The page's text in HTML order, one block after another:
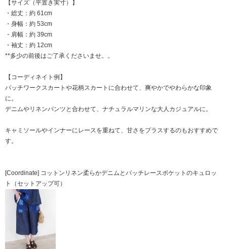
【サイズ（平置き実寸）】
・総丈：約 61cm
・身幅：約 53cm
・肩幅：約 39cm
・袖丈：約 12cm
**多少の前後はご了承くださいませ。。
【コーディネイト例】
パッチワークスカートや花柄スカートに合わせて、爽やかでやわらかな印象
に。
デニムやリネンパンツと合わせて、ナチュラルマリンな大人カジュアルに。
キャミソールやインナーにレースを重ねて、甘さをプラスするのもおすすめで
す。
[Coordinate] コットンリネン柔らかデニムとパッチレースポケットのキュロッ
ト（セットアップ可）